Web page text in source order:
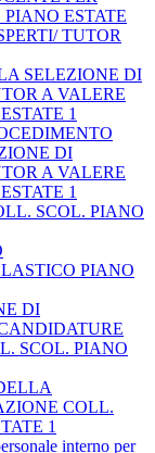
PIANO ESTATE
TUTOR
SELEZIONE DI
A VALERE
1
DI
A VALERE
1
SCOL. PIANO
PIANO
DI
SCOL. PIANO
COLL.
1
interno per